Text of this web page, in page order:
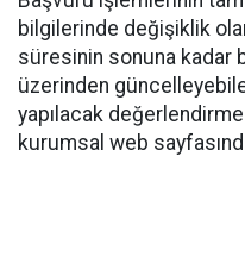
bilgilerinde değişiklik
süresinin sonuna kadar
üzerinden
yapılacak
kurumsal web